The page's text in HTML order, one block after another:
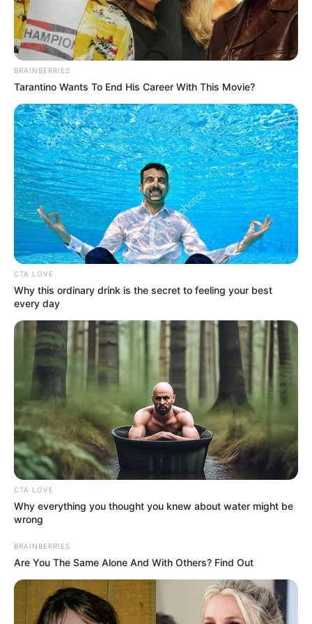
Tenemos todas las noticias que le
interesan. Para estar bien informado, por
favor, active las notificaciones de Alerta.
ACTIVAR AHORA
TEMAS DESTACADOS
CIERRES VIALES EN BUCARAMANGA
TRANSVERSAL DEL CARARE
FLORIDABLANCA
LLUVIAS EN SANTANDER
CIERRES VIALES EN SANTANDER
BRAINBERRIES
Tarantino Wants To End His Career With This Movie?
CTA LOVE
Why this ordinary drink is the secret to feeling your best
every day
CTA LOVE
Why everything you thought you knew about water might be
wrong
BRAINBERRIES
Are You The Same Alone And With Others? Find Out